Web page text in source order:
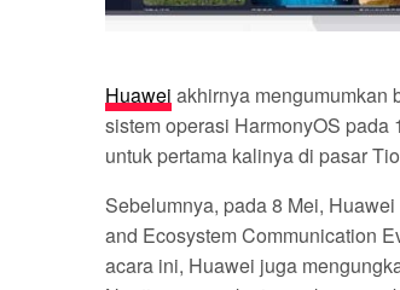
Huawei akhirnya mengumumkan
sistem operasi HarmonyOS
untuk pertama kalinya di pasar
Sebelumnya, pada 8 Mei,
and Ecosystem Communication
acara ini, Huawei juga